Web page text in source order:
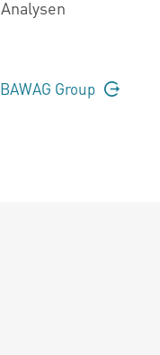
Analysen
BAWAG Group